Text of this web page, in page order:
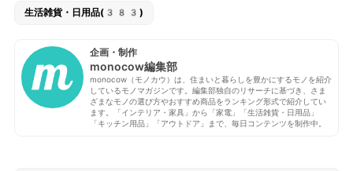
生活雑貨・日用品(383)
企画・制作
monocow編集部
monocow（モノカウ）は、住まいと暮らしを豊かにするモノを紹介
しているモノマガジンです。編集部独自のリサーチに基づき、さま
ざまなモノの選び方やおすすめ商品をランキング形式で紹介してい
ます。「インテリア・家具」から「家電」「生活雑貨・日用品」
「キッチン用品」「アウトドア」まで、毎日コンテンツを制作中。